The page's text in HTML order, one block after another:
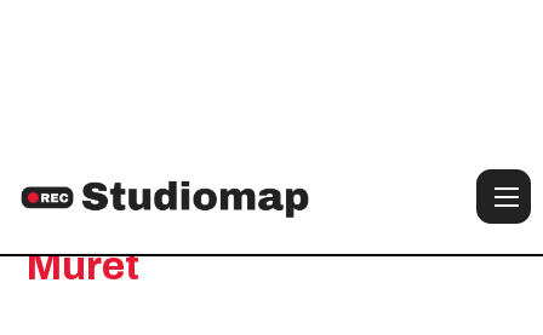
Notre sélection de studios à :
Muret